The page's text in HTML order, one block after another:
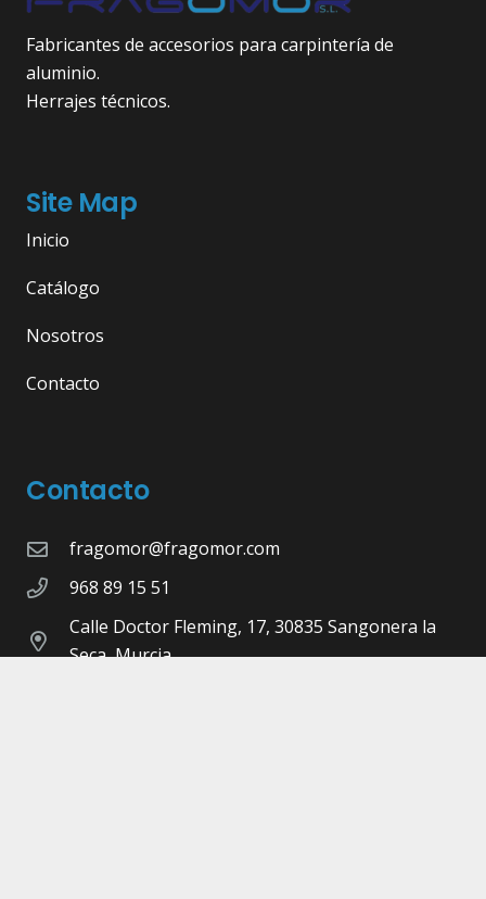
Fabricantes de accesorios para carpintería de
aluminio.
Herrajes técnicos.
Site Map
Inicio
Catálogo
Nosotros
Contacto
Contacto
fragomor@fragomor.com
968 89 15 51
Calle Doctor Fleming, 17, 30835 Sangonera la
Seca, Murcia